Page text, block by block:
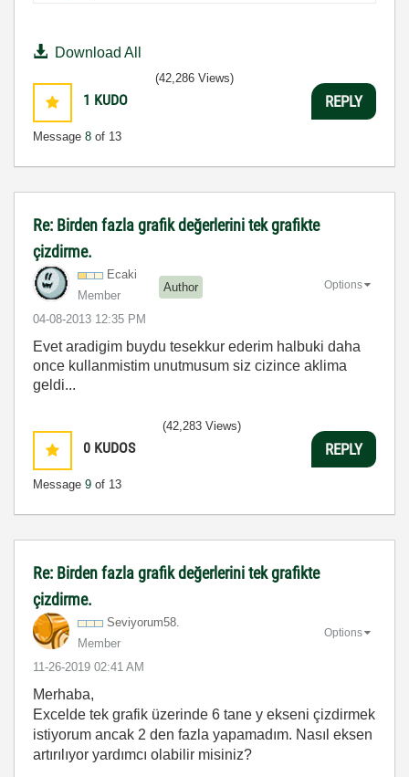
Download All
1 KUDO
Message 8 of 13
(42,286 Views)
REPLY
Re: Birden fazla grafik değerlerini tek grafikte
çizdirme.
Ecaki
Member
Author
‎04-08-2013 12:35 PM
Options
Evet aradigim buydu tesekkur ederim halbuki daha
once kullanmistim unutmusum siz cizince aklima
geldi...
0 KUDOS
Message 9 of 13
(42,283 Views)
REPLY
Re: Birden fazla grafik değerlerini tek grafikte
çizdirme.
Seviyorum58.
Member
‎11-26-2019 02:41 AM
Options
Merhaba,
Excelde tek grafik üzerinde 6 tane y ekseni çizdirmek
istiyorum ancak 2 den fazla yapamadım. Nasıl eksen
artırılıyor yardımcı olabilir misiniz?